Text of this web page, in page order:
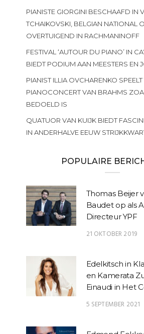
PIANISTE GIORGINI BESCHAAFD IN
TCHAIKOVSKI, BELGIAN NATIONAL
OVERTUIGEND IN RACHMANINOFF
FESTIVAL ‘AUTOUR DU PIANO’ IN
BIEDT PODIUM AAN MEESTERS EN
PIANIST ILLIA OVCHARENKO SPEELT
PIANOCONCERT VAN BRAHMS
BEDOELD IS
QUATUOR VAN KUIJK BIEDT
IN ANDERHALVE EEUW
POPULAIRE
Thomas Beijer
Baudet op als
Directeur YPF
21 OKTOBER 2019
Edelkitsch in
en Kamerata
Einaudi in Het
5 SEPTEMBER 2021